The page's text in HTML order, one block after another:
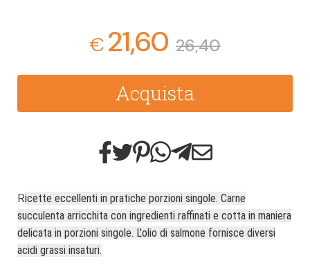
€21,60 26,40
Acquista
Ricette eccellenti in pratiche porzioni singole. Carne
succulenta arricchita con ingredienti raffinati e cotta in maniera
delicata in porzioni singole. L'olio di salmone fornisce diversi
acidi grassi insaturi.